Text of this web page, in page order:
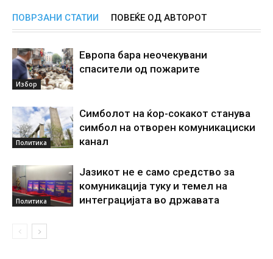
ПОВРЗАНИ СТАТИИ ПОВЕЌЕ ОД АВТОРОТ
Избор
Европа бара неочекувани
спасители од пожарите
Политика
Симболот на ќор-сокакот станува
симбол на отворен комуникациски
канал
Политика
Јазикот не е само средство за
комуникација туку и темел на
интеграцијата во државата